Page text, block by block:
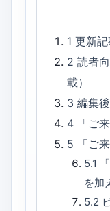
1更新
2読者
載）
3編集
4
「ご
5
「ご
5.1
を加
5.2